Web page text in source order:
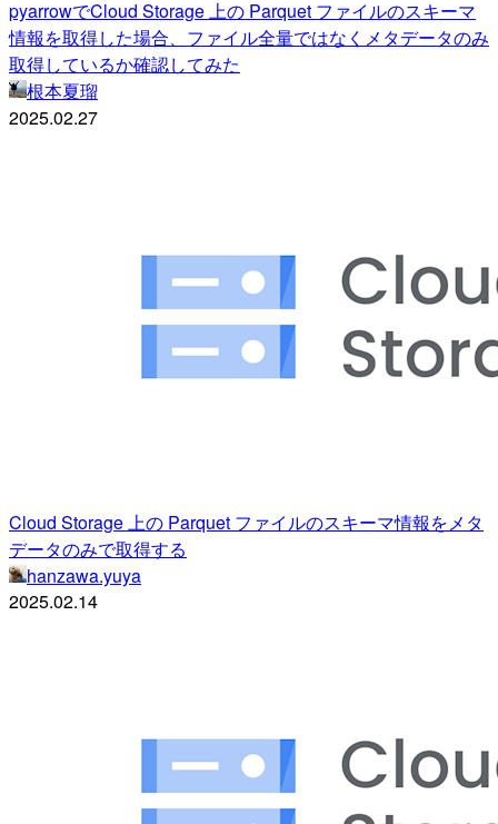
pyarrowでCloud Storage 上の Parquet ファイルのスキーマ
情報を取得した場合、ファイル全量ではなくメタデータのみ
取得しているか確認してみた
根本夏瑠
2025.02.27
Cloud Storage 上の Parquet ファイルのスキーマ情報をメタ
データのみで取得する
hanzawa.yuya
2025.02.14